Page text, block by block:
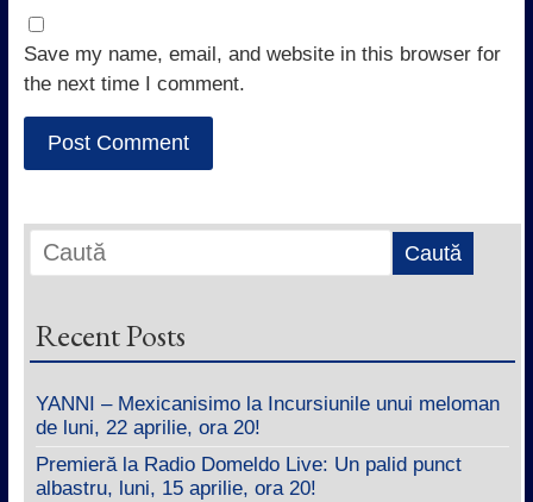
Save my name, email, and website in this browser for
the next time I comment.
Recent Posts
YANNI – Mexicanisimo la Incursiunile unui meloman
de luni, 22 aprilie, ora 20!
Premieră la Radio Domeldo Live: Un palid punct
albastru, luni, 15 aprilie, ora 20!